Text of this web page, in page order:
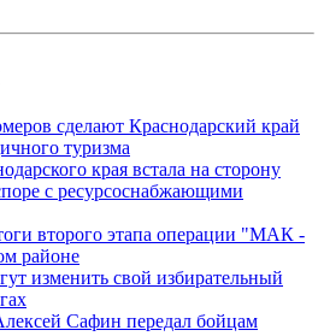
сделают Краснодарский край
туризма
края встала на сторону
с ресурсоснабжающими
второго этапа операции "МАК -
районе
изменить свой избирательный
Сафин передал бойцам